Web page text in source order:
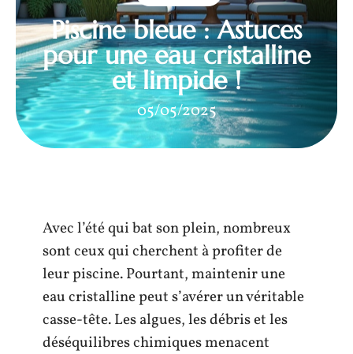
Piscine bleue : Astuces
pour une eau cristalline
et limpide !
05/05/2025
Avec l’été qui bat son plein, nombreux
sont ceux qui cherchent à profiter de
leur piscine. Pourtant, maintenir une
eau cristalline peut s’avérer un véritable
casse-tête. Les algues, les débris et les
déséquilibres chimiques menacent